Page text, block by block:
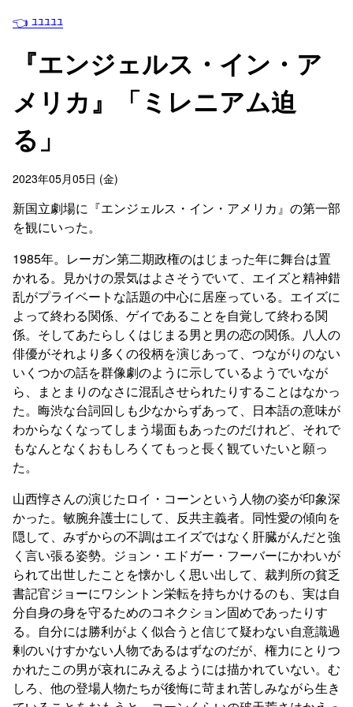
👈 ﾕﾕﾕﾕﾕ
『エンジェルス・イン・ア
メリカ』「ミレニアム迫
る」
2023年05月05日 (金)
新国立劇場に『エンジェルス・イン・アメリカ』の第一部
を観にいった。
1985年。レーガン第二期政権のはじまった年に舞台は置
かれる。見かけの景気はよさそうでいて、エイズと精神錯
乱がプライベートな話題の中心に居座っている。エイズに
よって終わる関係、ゲイであることを自覚して終わる関
係。そしてあたらしくはじまる男と男の恋の関係。八人の
俳優がそれより多くの役柄を演じあって、つながりのない
いくつかの話を群像劇のように示しているようでいなが
ら、まとまりのなさに混乱させられたりすることはなかっ
た。晦渋な台詞回しも少なからずあって、日本語の意味が
わからなくなってしまう場面もあったのだけれど、それで
もなんとなくおもしろくてもっと長く観ていたいと願っ
た。
山西惇さんの演じたロイ・コーンという人物の姿が印象深
かった。敏腕弁護士にして、反共主義者。同性愛の傾向を
隠して、みずからの不調はエイズではなく肝臓がんだと強
く言い張る姿勢。ジョン・エドガー・フーバーにかわいが
られて出世したことを懐かしく思い出して、裁判所の貧乏
書記官ジョーにワシントン栄転を持ちかけるのも、実は自
分自身の身を守るためのコネクション固めであったりす
る。自分には勝利がよく似合うと信じて疑わない自意識過
剰のいけすかない人物であるはずなのだが、権力にとりつ
かれたこの男が哀れにみえるようには描かれていない。む
しろ、他の登場人物たちが後悔に苛まれ苦しみながら生き